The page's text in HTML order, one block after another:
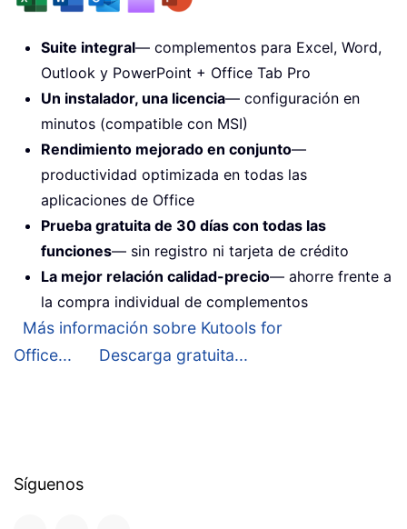
Suite integral— complementos para Excel, Word,
Outlook y PowerPoint + Office Tab Pro
Un instalador, una licencia— configuración en
minutos (compatible con MSI)
Rendimiento mejorado en conjunto—
productividad optimizada en todas las
aplicaciones de Office
Prueba gratuita de 30 días con todas las
funciones— sin registro ni tarjeta de crédito
La mejor relación calidad-precio— ahorre frente a
la compra individual de complementos
Más información sobre Kutools for
Office...
Descarga gratuita...
Síguenos